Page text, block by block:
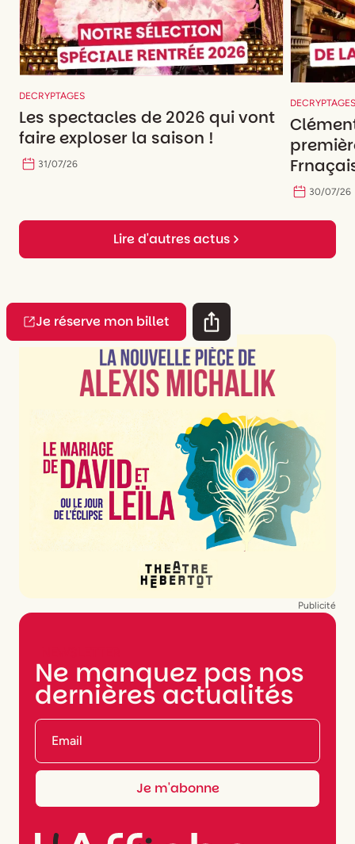
DECRYPTAGES
Les spectacles de 2026 qui vont
faire exploser la saison !
31/07/26
30/07/26
Lire d'autres actus
Je réserve mon billet
Publicité
Ne manquez pas nos
dernières actualités